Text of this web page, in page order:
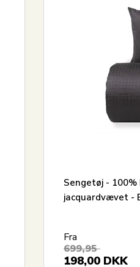
Sengetøj -
jacquardvævet -
Fra
699,95
198,00 DKK